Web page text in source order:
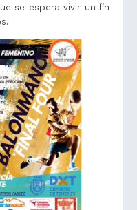
se espera vivir un fin